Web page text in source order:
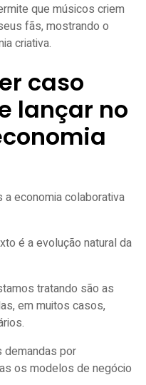
que músicos criem
fãs, mostrando o
criativa.
caso
lançar no
economia colaborativa
é a evolução natural da
tratando são as
em muitos casos,
demandas por
os modelos de negócio